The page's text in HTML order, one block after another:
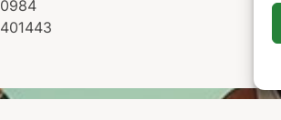
0984
401443
R